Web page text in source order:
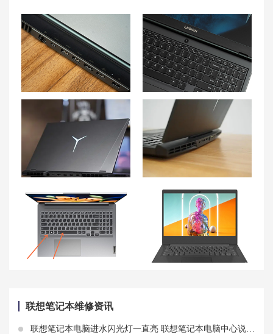
【音频接口】联想拯救者R7000P笔记本音频接口无效怎么办？ 联想拯救者 Y9000P笔记本键盘按键粘连处理方法
联想笔记本维修资讯
联想笔记本电脑进水闪光灯一直亮 联想笔记本电脑中心说说进水故障原因